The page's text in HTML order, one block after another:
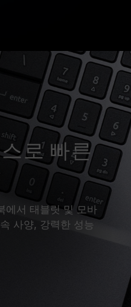
스로 빠른
에서 태블릿 및 모바
사양, 강력한 성능